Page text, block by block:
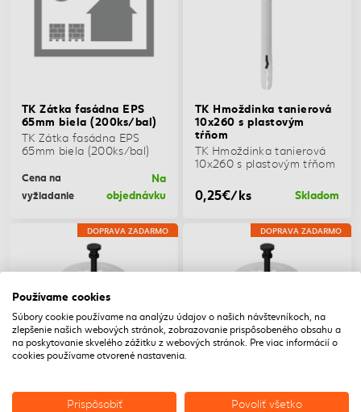
TK Zátka fasádna EPS
65mm biela (200ks/bal)
TK Zátka fasádna EPS
65mm biela (200ks/bal)
Cena na
vyžiadanie
Na
objednávku
TK Hmoždinka tanierová
10x260 s plastovým
tŕňom
TK Hmoždinka tanierová
10x260 s plastovým tŕňom
0,25€/ks Skladom
DOPRAVA ZADARMO DOPRAVA ZADARMO
Používame cookies
Súbory cookie používame na analýzu údajov o našich návštevníkoch, na
zlepšenie našich webových stránok, zobrazovanie prispôsobeného obsahu a
na poskytovanie skvelého zážitku z webových stránok. Pre viac informácií o
cookies používame otvorené nastavenia.
Prispôsobiť Povoliť všetko